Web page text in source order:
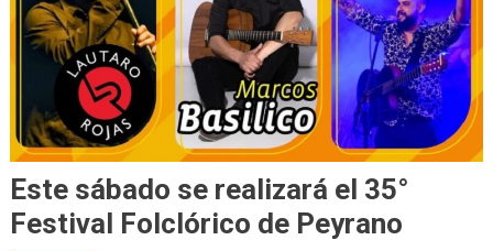
Este sábado se realizará el 35°
Festival Folclórico de Peyrano